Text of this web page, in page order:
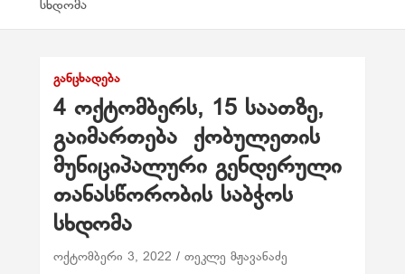
სხდომა
ᲒᲐᲜᲪᲮᲐᲓᲔᲑᲐ
4 ოქტომბერს, 15 საათზე,
გაიმართება ქობულეთის
მუნიციპალური გენდერული
თანასწორობის საბჭოს
სხდომა
ოქტომბერი 3, 2022 თეკლე მჟავანაძე